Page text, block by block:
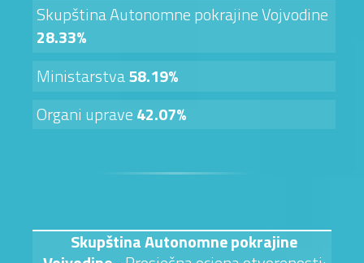
Skupština Autonomne pokrajine Vojvodine
28.33%
Ministarstva58.19%
Organi uprave42.07%
Skupština Autonomne pokrajine